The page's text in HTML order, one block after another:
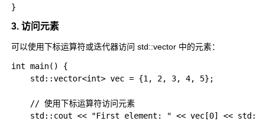
3. 访问元素
可以使用下标运算符或迭代器访问 std::vector 中的元素：
int main() {
    std::vector<int> vec = {1, 2, 3, 4, 5};
    // 使用下标运算符访问元素
std::cout << "First element: " << vec[0] <<